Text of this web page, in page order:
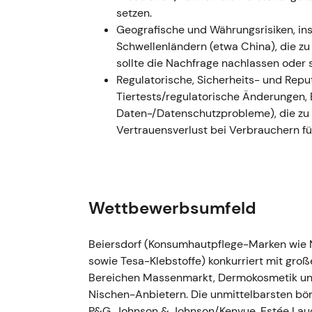
Rekordkonzernumsatz von ca. €9,5 Mrd.
Unternehmen bezeichnete sich als das
Unternehmen im Jahr 2023;
Neubewertung beschleunigte sich — die
überdurchschnittlichen
als auch die verbesserten
erweiterte Rally.
Strategie, mittelfristige Ziele und
Investoren werteten dies als Bestätigung
GJ2024 (Ergebnisse veröffentlicht 2025)
+6,5 %); EBIT bereinigt €1.370 Mio.; EBIT-
und weitete gleichzeitig die Margen aus
setzen.
Geografische und Währungsrisiken,
Schwellenländern (etwa China), die
sollte die Nachfrage nachlassen oder
Regulatorische, Sicherheits- und
Tiertests/regulatorische Änderungen,
Daten-/Datenschutzprobleme), die
Vertrauensverlust bei Verbrauchern
Wettbewerbsumfeld
Beiersdorf (Konsumhautpflege-Marken wie
sowie Tesa-Klebstoffe) konkurriert mit
Bereichen Massenmarkt, Dermokosmetik
Nischen-Anbietern. Die unmittelbarsten